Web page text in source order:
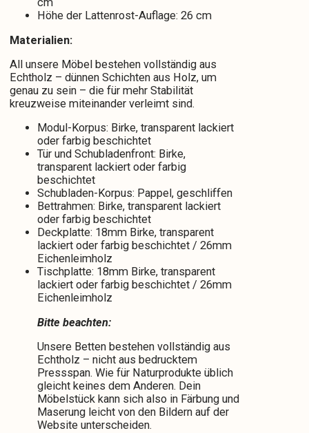
cm
Höhe der Lattenrost-Auflage: 26 cm
Materialien:
All unsere Möbel bestehen vollständig aus
Echtholz – dünnen Schichten aus Holz, um
genau zu sein – die für mehr Stabilität
kreuzweise miteinander verleimt sind.
Modul-Korpus: Birke, transparent lackiert
oder farbig beschichtet
Tür und Schubladenfront: Birke,
transparent lackiert oder farbig
beschichtet
Schubladen-Korpus: Pappel, geschliffen
Bettrahmen: Birke, transparent lackiert
oder farbig beschichtet
Deckplatte: 18mm Birke, transparent
lackiert oder farbig beschichtet / 26mm
Eichenleimholz
Tischplatte: 18mm Birke, transparent
lackiert oder farbig beschichtet / 26mm
Eichenleimholz
Bitte beachten:
Unsere Betten bestehen vollständig aus
Echtholz – nicht aus bedrucktem
Pressspan. Wie für Naturprodukte üblich
gleicht keines dem Anderen. Dein
Möbelstück kann sich also in Färbung und
Maserung leicht von den Bildern auf der
Website unterscheiden.